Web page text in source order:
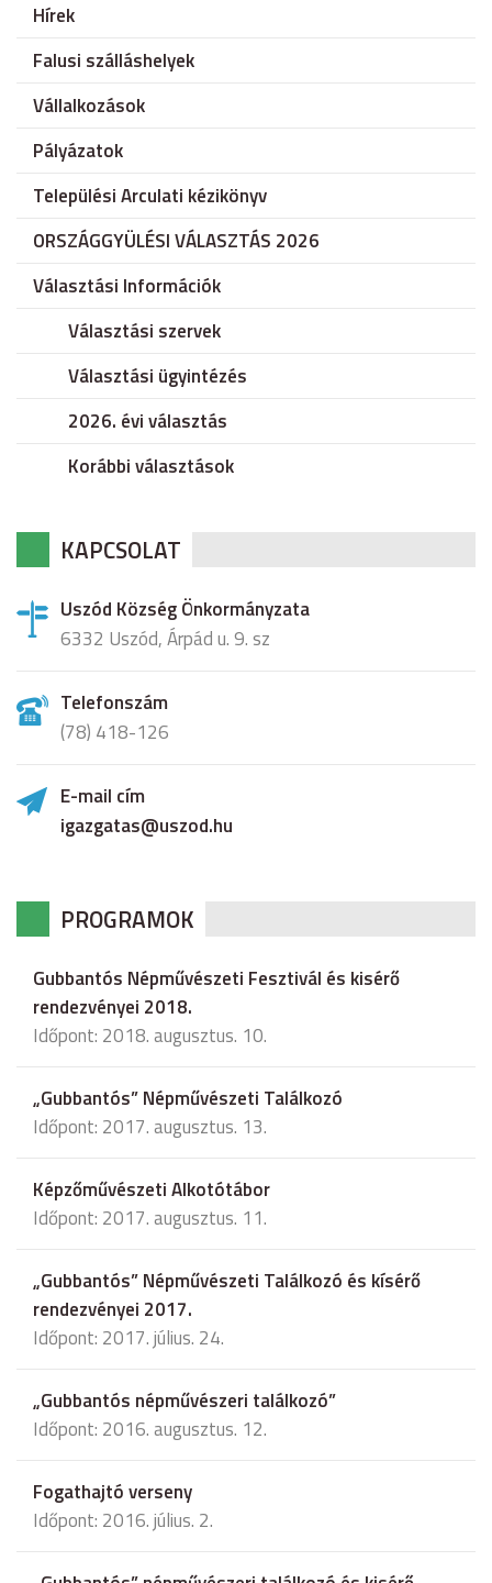
Hírek
Falusi szálláshelyek
Vállalkozások
Pályázatok
Települési Arculati kézikönyv
ORSZÁGGYÜLÉSI VÁLASZTÁS 2026
Választási Információk
Választási szervek
Választási ügyintézés
2026. évi választás
Korábbi választások
KAPCSOLAT
Uszód Község Önkormányzata
6332 Uszód, Árpád u. 9. sz
Telefonszám
(78) 418-126
E-mail cím
igazgatas@uszod.hu
PROGRAMOK
Gubbantós Népművészeti Fesztivál és kisérő
rendezvényei 2018.
Időpont: 2018. augusztus. 10.
„Gubbantós” Népművészeti Találkozó
Időpont: 2017. augusztus. 13.
Képzőművészeti Alkotótábor
Időpont: 2017. augusztus. 11.
„Gubbantós” Népművészeti Találkozó és kísérő
rendezvényei 2017.
Időpont: 2017. július. 24.
„Gubbantós népművészeri találkozó”
Időpont: 2016. augusztus. 12.
Fogathajtó verseny
Időpont: 2016. július. 2.